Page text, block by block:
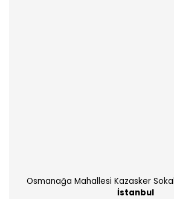
Osmanağa Mahallesi Kazasker
İstanbul